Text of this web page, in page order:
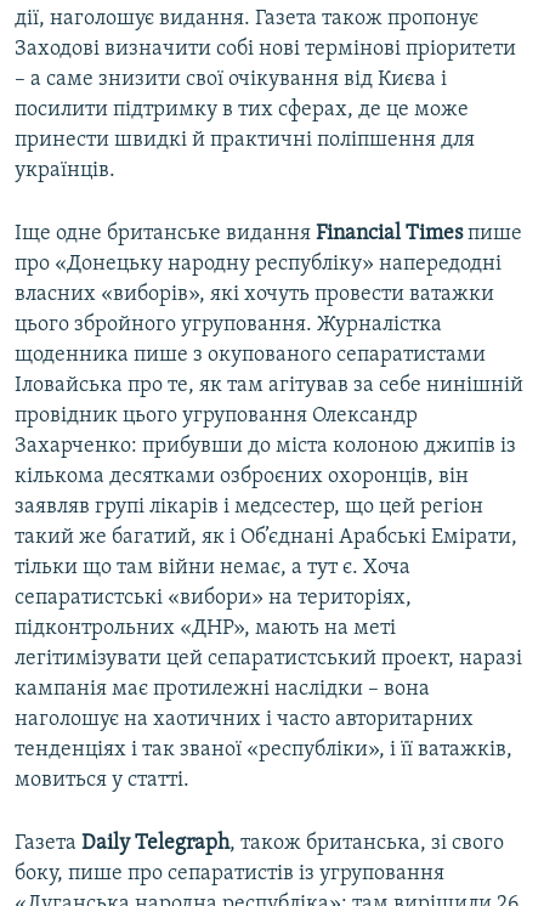
дії, наголошує видання. Газета також пропонує
Заходові визначити собі нові термінові пріоритети
– а саме знизити свої очікування від Києва і
посилити підтримку в тих сферах, де це може
принести швидкі й практичні поліпшення для
українців.
Іще одне британське видання Financial Timesпише
про «Донецьку народну республіку» напередодні
власних «виборів», які хочуть провести ватажки
цього збройного угруповання. Журналістка
щоденника пише з окупованого сепаратистами
Іловайська про те, як там агітував за себе нинішній
провідник цього угруповання Олександр
Захарченко: прибувши до міста колоною джипів із
кількома десятками озброєних охоронців, він
заявляв групі лікарів і медсестер, що цей регіон
такий же багатий, як і Об’єднані Арабські Емірати,
тільки що там війни немає, а тут є. Хоча
сепаратистські «вибори» на територіях,
підконтрольних «ДНР», мають на меті
легітимізувати цей сепаратистський проект, наразі
кампанія має протилежні наслідки – вона
наголошує на хаотичних і часто авторитарних
тенденціях і так званої «республіки», і її ватажків,
мовиться у статті.
Газета Daily Telegraph, також британська, зі свого
боку, пише про сепаратистів із угруповання